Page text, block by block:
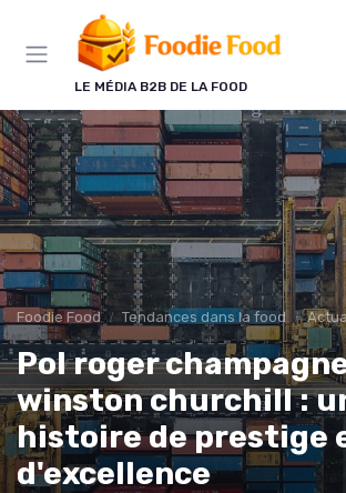
LE MÉDIA B2B DE LA FOOD
Foodie Food Tendances dans la food
Pol roger
winston churchill :
histoire de prestige
d'excellence
Panneau de gestion des cookies